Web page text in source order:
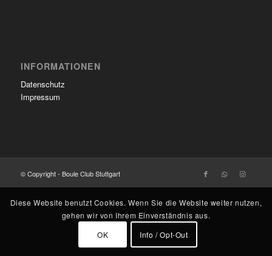
INFORMATIONEN
Datenschutz
Impressum
© Copyright - Boule Club Stuttgart
Diese Website benutzt Cookies. Wenn Sie die Website weiter nutzen,
gehen wir von Ihrem Einverständnis aus.
OK
Info / Opt-Out